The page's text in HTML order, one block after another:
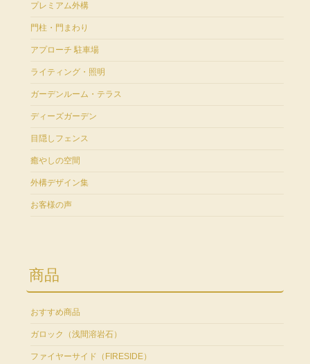
プレミアム外構
門柱・門まわり
アプローチ 駐車場
ライティング・照明
ガーデンルーム・テラス
ディーズガーデン
目隠しフェンス
癒やしの空間
外構デザイン集
お客様の声
商品
おすすめ商品
ガロック（浅間溶岩石）
ファイヤーサイド（FIRESIDE）